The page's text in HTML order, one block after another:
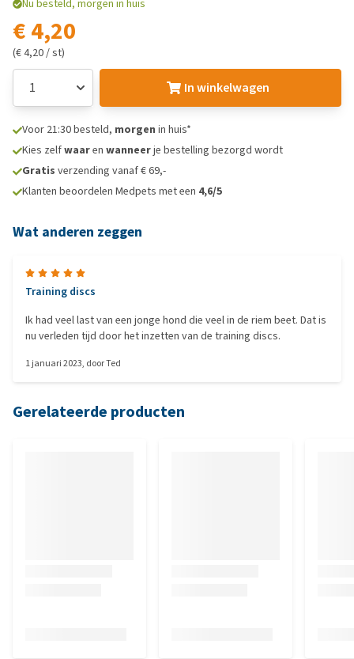
Nu besteld, morgen in huis
€ 4,20
(€ 4,20 / st)
In winkelwagen
Voor 21:30 besteld, morgen in huis*
Kies zelfwaaren wanneerje bestelling bezorgd wordt
Gratis verzending vanaf € 69,-
Klanten beoordelen Medpets met een 4,6/5
Wat anderen zeggen
Training discs
Ik had veel last van een jonge hond die veel in de riem beet. Dat is
nu verleden tijd door het inzetten van de training discs.
1 januari 2023, doorTed
Gerelateerde producten